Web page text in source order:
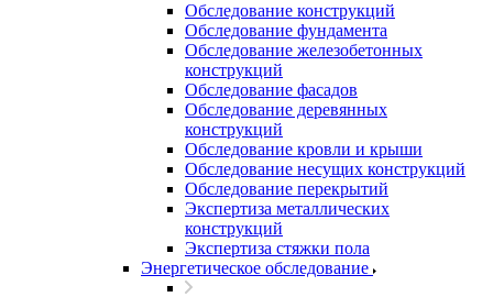
Обследование конструкций
Обследование фундамента
Обследование железобетонных
конструкций
Обследование фасадов
Обследование деревянных
конструкций
Обследование кровли и крыши
Обследование несущих конструкций
Обследование перекрытий
Экспертиза металлических
конструкций
Экспертиза стяжки пола
Энергетическое обследование